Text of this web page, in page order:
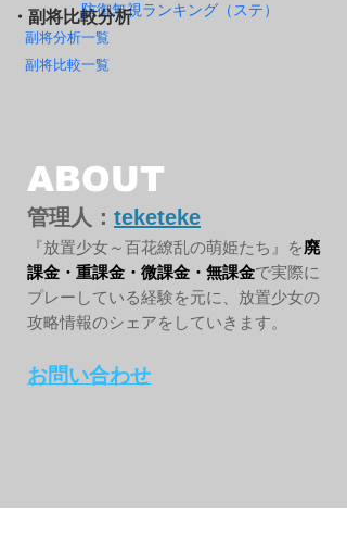
防御無視ランキング（ステ）
・副将比較分析
副将分析一覧
副将比較一覧
お問い合わせ
ABOUT
管理人： teketeke
『放置少女～百花繚乱の萌姫たち』を廃
課金・重課金・微課金・無課金で実際に
プレーしている経験を元に、放置少女の
攻略情報のシェアをしていきます。